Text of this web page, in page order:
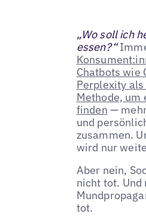
„Wo soll ich
essen?“
Chatbots wie
Perplexity
Methode, um
finden —
und
zusammen.
wird nur
Aber nein,
nicht tot. Und
tot.